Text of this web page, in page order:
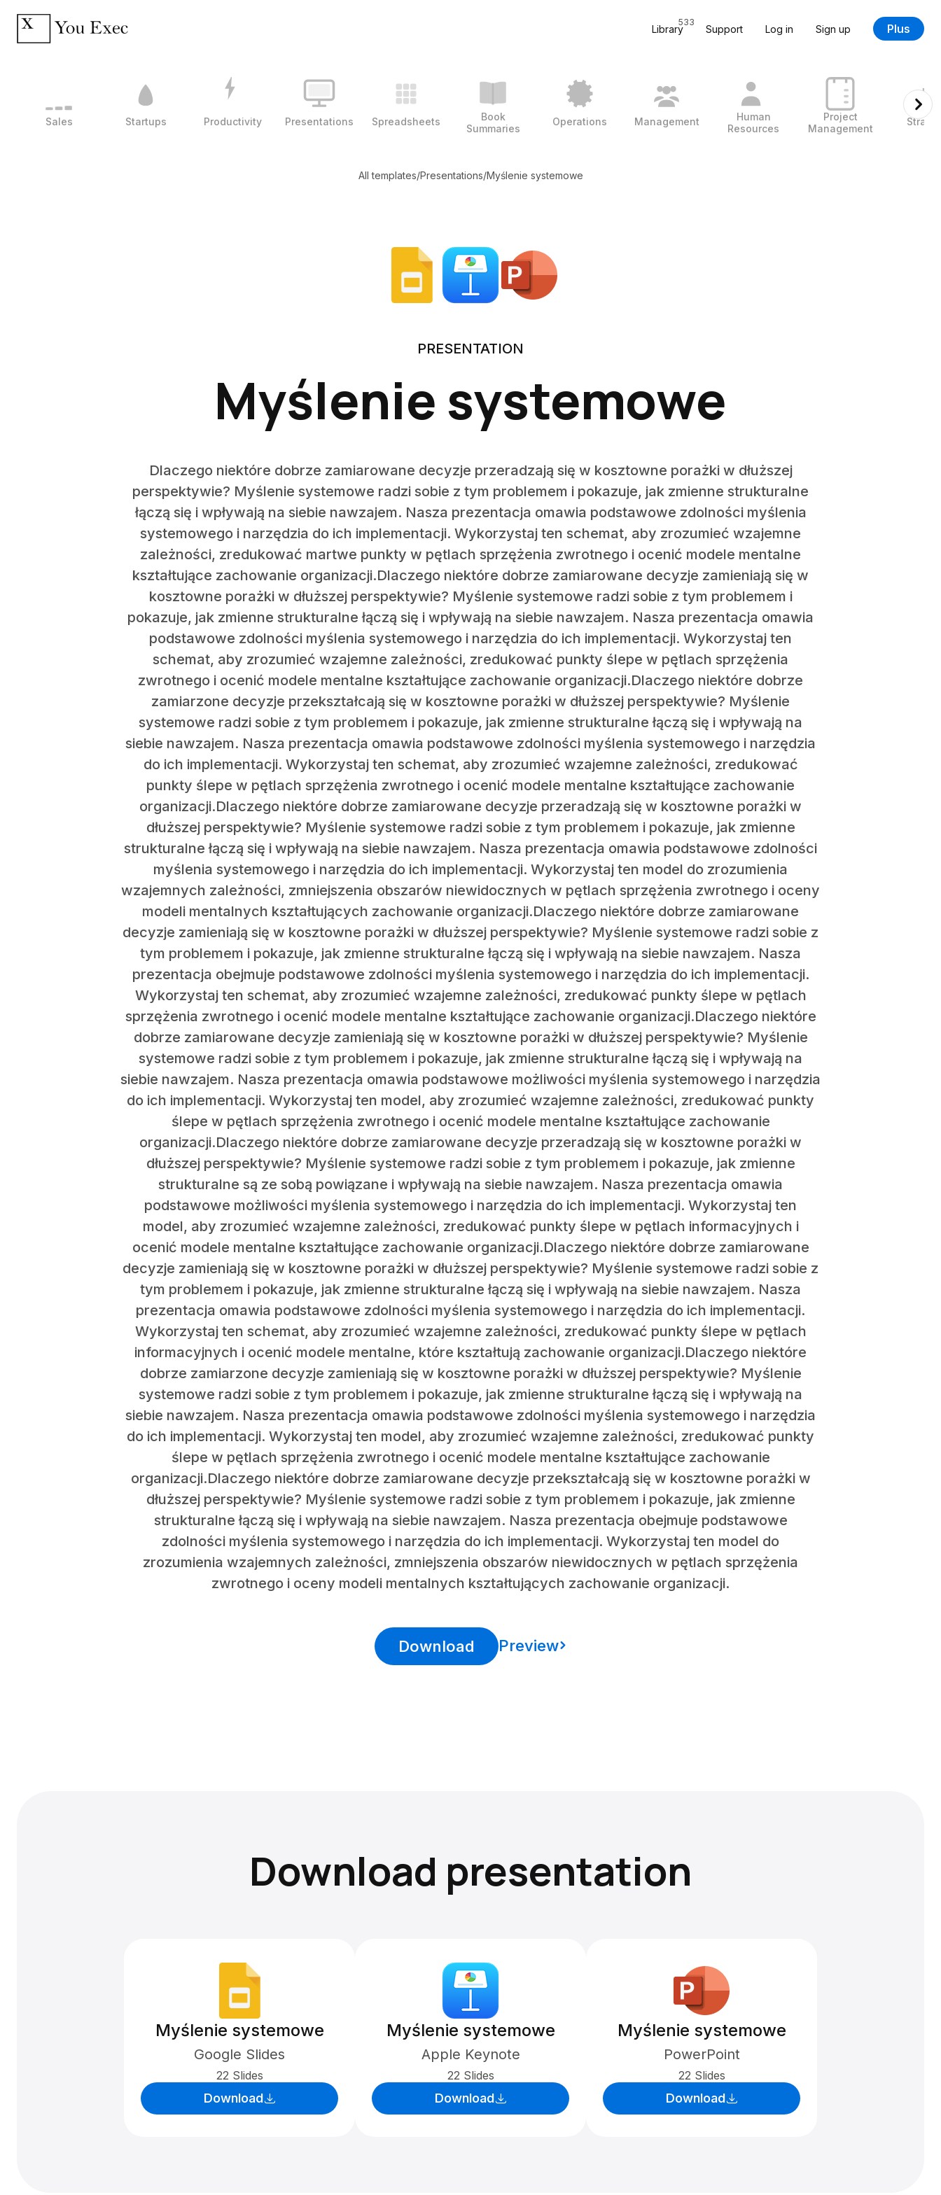
Library
533
Support Log in Sign up Plus
Sales Startups Productivity Presentations Spreadsheets
Book
Summaries
Operations Management
Human
Resources
Project
Management
All templates/Presentations/Myślenie systemowe
PRESENTATION
Myślenie systemowe
Dlaczego niektóre dobrze zamiarowane decyzje przeradzają się w kosztowne porażki w dłuższej
perspektywie? Myślenie systemowe radzi sobie z tym problemem i pokazuje, jak zmienne strukturalne
łączą się i wpływają na siebie nawzajem. Nasza prezentacja omawia podstawowe zdolności myślenia
systemowego i narzędzia do ich implementacji. Wykorzystaj ten schemat, aby zrozumieć wzajemne
zależności, zredukować martwe punkty w pętlach sprzężenia zwrotnego i ocenić modele mentalne
kształtujące zachowanie organizacji.Dlaczego niektóre dobrze zamiarowane decyzje zamieniają się w
kosztowne porażki w dłuższej perspektywie? Myślenie systemowe radzi sobie z tym problemem i
pokazuje, jak zmienne strukturalne łączą się i wpływają na siebie nawzajem. Nasza prezentacja omawia
podstawowe zdolności myślenia systemowego i narzędzia do ich implementacji. Wykorzystaj ten
schemat, aby zrozumieć wzajemne zależności, zredukować punkty ślepe w pętlach sprzężenia
zwrotnego i ocenić modele mentalne kształtujące zachowanie organizacji.Dlaczego niektóre dobrze
zamiarzone decyzje przekształcają się w kosztowne porażki w dłuższej perspektywie? Myślenie
systemowe radzi sobie z tym problemem i pokazuje, jak zmienne strukturalne łączą się i wpływają na
siebie nawzajem. Nasza prezentacja omawia podstawowe zdolności myślenia systemowego i narzędzia
do ich implementacji. Wykorzystaj ten schemat, aby zrozumieć wzajemne zależności, zredukować
punkty ślepe w pętlach sprzężenia zwrotnego i ocenić modele mentalne kształtujące zachowanie
organizacji.Dlaczego niektóre dobrze zamiarowane decyzje przeradzają się w kosztowne porażki w
dłuższej perspektywie? Myślenie systemowe radzi sobie z tym problemem i pokazuje, jak zmienne
strukturalne łączą się i wpływają na siebie nawzajem. Nasza prezentacja omawia podstawowe zdolności
myślenia systemowego i narzędzia do ich implementacji. Wykorzystaj ten model do zrozumienia
wzajemnych zależności, zmniejszenia obszarów niewidocznych w pętlach sprzężenia zwrotnego i oceny
modeli mentalnych kształtujących zachowanie organizacji.Dlaczego niektóre dobrze zamiarowane
decyzje zamieniają się w kosztowne porażki w dłuższej perspektywie? Myślenie systemowe radzi sobie z
tym problemem i pokazuje, jak zmienne strukturalne łączą się i wpływają na siebie nawzajem. Nasza
prezentacja obejmuje podstawowe zdolności myślenia systemowego i narzędzia do ich implementacji.
Wykorzystaj ten schemat, aby zrozumieć wzajemne zależności, zredukować punkty ślepe w pętlach
sprzężenia zwrotnego i ocenić modele mentalne kształtujące zachowanie organizacji.Dlaczego niektóre
dobrze zamiarowane decyzje zamieniają się w kosztowne porażki w dłuższej perspektywie? Myślenie
systemowe radzi sobie z tym problemem i pokazuje, jak zmienne strukturalne łączą się i wpływają na
siebie nawzajem. Nasza prezentacja omawia podstawowe możliwości myślenia systemowego i narzędzia
do ich implementacji. Wykorzystaj ten model, aby zrozumieć wzajemne zależności, zredukować punkty
ślepe w pętlach sprzężenia zwrotnego i ocenić modele mentalne kształtujące zachowanie
organizacji.Dlaczego niektóre dobrze zamiarowane decyzje przeradzają się w kosztowne porażki w
dłuższej perspektywie? Myślenie systemowe radzi sobie z tym problemem i pokazuje, jak zmienne
strukturalne są ze sobą powiązane i wpływają na siebie nawzajem. Nasza prezentacja omawia
podstawowe możliwości myślenia systemowego i narzędzia do ich implementacji. Wykorzystaj ten
model, aby zrozumieć wzajemne zależności, zredukować punkty ślepe w pętlach informacyjnych i
ocenić modele mentalne kształtujące zachowanie organizacji.Dlaczego niektóre dobrze zamiarowane
decyzje zamieniają się w kosztowne porażki w dłuższej perspektywie? Myślenie systemowe radzi sobie z
tym problemem i pokazuje, jak zmienne strukturalne łączą się i wpływają na siebie nawzajem. Nasza
prezentacja omawia podstawowe zdolności myślenia systemowego i narzędzia do ich implementacji.
Wykorzystaj ten schemat, aby zrozumieć wzajemne zależności, zredukować punkty ślepe w pętlach
informacyjnych i ocenić modele mentalne, które kształtują zachowanie organizacji.Dlaczego niektóre
dobrze zamiarzone decyzje zamieniają się w kosztowne porażki w dłuższej perspektywie? Myślenie
systemowe radzi sobie z tym problemem i pokazuje, jak zmienne strukturalne łączą się i wpływają na
siebie nawzajem. Nasza prezentacja omawia podstawowe zdolności myślenia systemowego i narzędzia
do ich implementacji. Wykorzystaj ten model, aby zrozumieć wzajemne zależności, zredukować punkty
ślepe w pętlach sprzężenia zwrotnego i ocenić modele mentalne kształtujące zachowanie
organizacji.Dlaczego niektóre dobrze zamiarowane decyzje przekształcają się w kosztowne porażki w
dłuższej perspektywie? Myślenie systemowe radzi sobie z tym problemem i pokazuje, jak zmienne
strukturalne łączą się i wpływają na siebie nawzajem. Nasza prezentacja obejmuje podstawowe
zdolności myślenia systemowego i narzędzia do ich implementacji. Wykorzystaj ten model do
zrozumienia wzajemnych zależności, zmniejszenia obszarów niewidocznych w pętlach sprzężenia
zwrotnego i oceny modeli mentalnych kształtujących zachowanie organizacji.
Download Preview
Download presentation
Myślenie systemowe
Google Slides
22 Slides
Download
Myślenie systemowe
Apple Keynote
22 Slides
Download
Myślenie systemowe
PowerPoint
22 Slides
Download